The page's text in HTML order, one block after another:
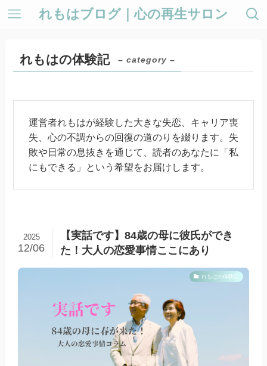
れもはブログ｜心の再生サロン
れもはの体験記 – category –
運営者れもはが経験した大きな失恋、キャリア喪
失、心の不調からの回復の道のりを綴ります。失
敗や日常の息抜きを通じて、読者のあなたに「私
にもできる」という希望をお届けします。
【実話です】84歳の母に彼氏ができ
た！大人の恋愛事情ここにあり
2025
12/06
れもはの体験記